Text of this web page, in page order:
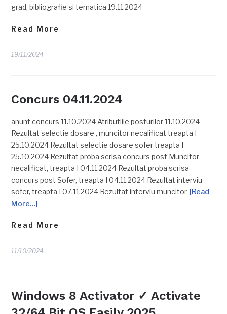
grad, bibliografie si tematica 19.11.2024
Read More
19/11/2024
Concurs 04.11.2024
anunt concurs 11.10.2024 Atributiile posturilor 11.10.2024
Rezultat selectie dosare , muncitor necalificat treapta I
25.10.2024 Rezultat selectie dosare sofer treapta I
25.10.2024 Rezultat proba scrisa concurs post Muncitor
necalificat, treapta I 04.11.2024 Rezultat proba scrisa
concurs post Sofer, treapta I 04.11.2024 Rezultat interviu
sofer, treapta I 07.11.2024 Rezultat interviu muncitor [Read
More…]
Read More
11/10/2024
Windows 8 Activator ✓ Activate